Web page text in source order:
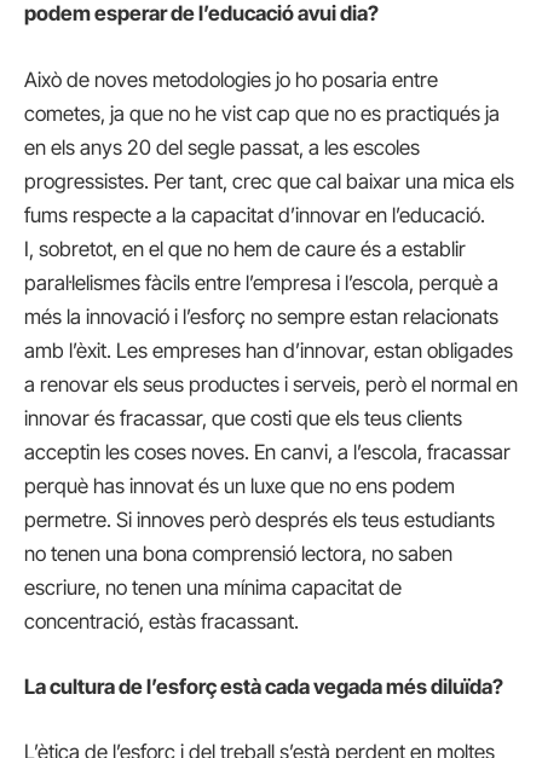
podem esperar de l’educació avui dia?
Això de noves metodologies jo ho posaria entre
cometes, ja que no he vist cap que no es practiqués ja
en els anys 20 del segle passat, a les escoles
progressistes. Per tant, crec que cal baixar una mica els
fums respecte a la capacitat d’innovar en l’educació.
I, sobretot, en el que no hem de caure és a establir
paral·lelismes fàcils entre l’empresa i l’escola, perquè a
més la innovació i l’esforç no sempre estan relacionats
amb l’èxit. Les empreses han d’innovar, estan obligades
a renovar els seus productes i serveis, però el normal en
innovar és fracassar, que costi que els teus clients
acceptin les coses noves. En canvi, a l’escola, fracassar
perquè has innovat és un luxe que no ens podem
permetre. Si innoves però després els teus estudiants
no tenen una bona comprensió lectora, no saben
escriure, no tenen una mínima capacitat de
concentració, estàs fracassant.
La cultura de l’esforç està cada vegada més diluïda?
L’ètica de l’esforç i del treball s’està perdent en moltes